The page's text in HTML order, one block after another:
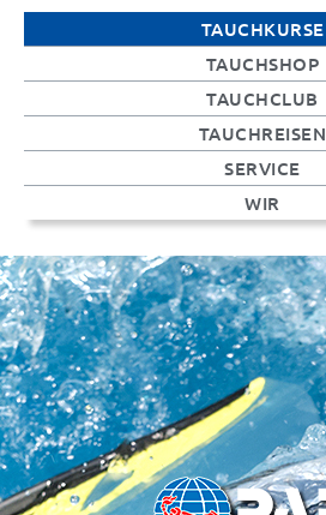
TAUCHKURSE
TAUCHSHOP
TAUCHCLUB
TAUCHREISEN
SERVICE
WIR